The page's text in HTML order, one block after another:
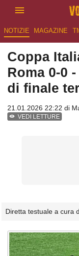
NOTIZIE MAGAZINE
Coppa
Roma 0-0
di finale
21.01.2026 22:22 di
VEDI LETTURE
Diretta testuale a cura